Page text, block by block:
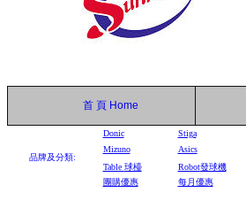
首 頁 Home
品牌及分類:
Donic Stiga
Mizuno
Asics
Table 球檯 Robot發球機
團購優惠
每月優惠